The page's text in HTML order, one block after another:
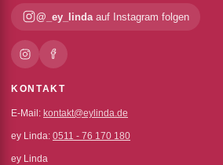
@_ey_linda auf Instagram folgen
KONTAKT
E-Mail: kontakt@eylinda.de
ey Linda: 0511 - 76 170 180
ey Linda